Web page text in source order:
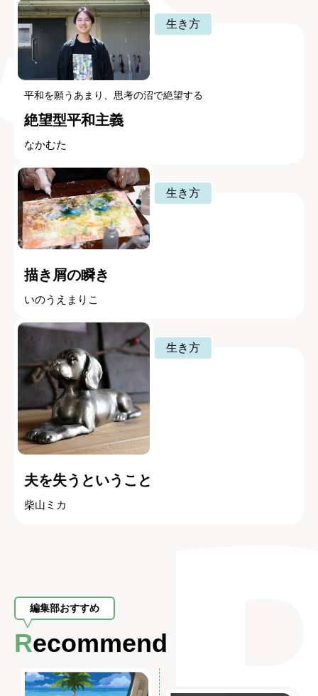
生き方
平和を願うあまり、思考の沼で絶望する
絶望型平和主義
なかむた
生き方
描き屑の瞬き
いのうえまりこ
生き方
夫を失うということ
柴山ミカ
編集部おすすめ
Recommend